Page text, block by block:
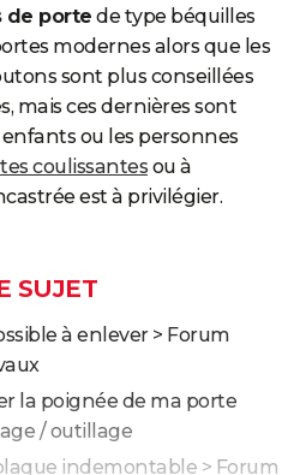
de porte de type béquilles
modernes alors que les
sont plus conseillées
mais ces dernières sont
ou les personnes
coulissantes ou à
est à privilégier.
SUJET
à enlever> Forum
la poignée de ma porte
/ outillage
indemontable > Forum